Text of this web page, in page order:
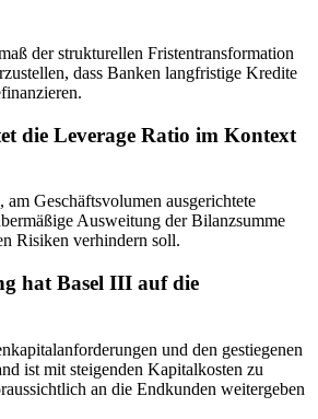
der strukturellen Fristentransformation
dass Banken langfristige Kredite
die Leverage Ratio im Kontext
am Geschäftsvolumen ausgerichtete
Ausweitung der Bilanzsumme
Risiken verhindern soll.
hat Basel III auf die
und den gestiegenen
ist mit steigenden Kapitalkosten zu
an die Endkunden weitergeben